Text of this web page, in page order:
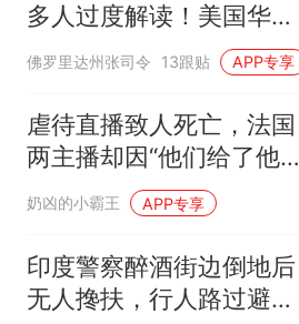
多人过度解读！美国华人
说说真实看法！
佛罗里达州张司令 13跟贴 APP专享
虐待直播致人死亡，法国
两主播却因“他们给了他好
生活”免于入狱
奶凶的小霸王 APP专享
印度警察醉酒街边倒地后
无人搀扶，行人路过避着